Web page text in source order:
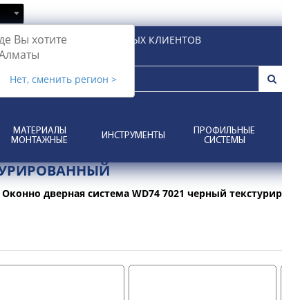
Вы хотите
Нет, сменить регион >
И КОРПОРАТИВНЫХ КЛИЕНТОВ
МАТЕРИАЛЫ
МОНТАЖНЫЕ
ИНСТРУМЕНТЫ
ПРОФИЛЬНЫЕ
СИСТЕМЫ
Оконно дверная система WD74 7021 черный